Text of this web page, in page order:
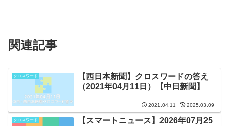
関連記事
クロスワード
【西日本新聞】クロスワードの答え
（2021年04月11日）【中日新聞】
2021.04.11 2025.03.09
クロスワード
【スマートニュース】2026年07月25